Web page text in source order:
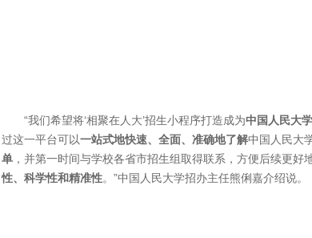
“我们希望将‘相聚在人大’招生小程序打造成为中国人民大
过这一平台可以一站式地快速、全面、准确地了解中国人民大
单，并第一时间与学校各省市招生组取得联系，方便后续更好
性、科学性和精准性。”中国人民大学招办主任熊俐嘉介绍说。